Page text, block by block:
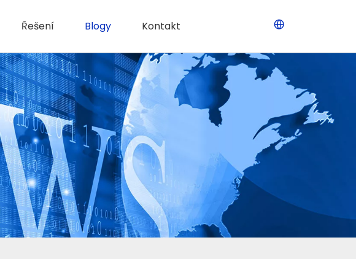
Řešení Blogy Kontakt